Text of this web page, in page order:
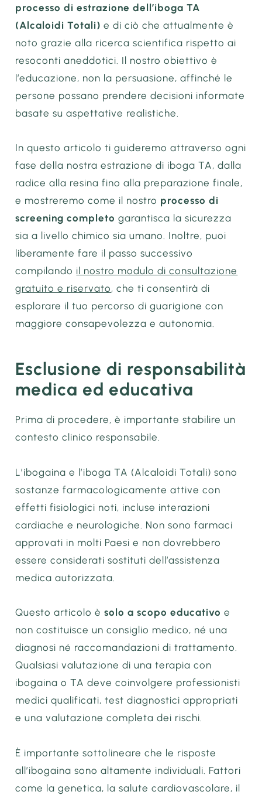
processo di estrazione dell’iboga TA
(Alcaloidi Totali) e di ciò che attualmente è
noto grazie alla ricerca scientifica rispetto ai
resoconti aneddotici. Il nostro obiettivo è
l’educazione, non la persuasione, affinché le
persone possano prendere decisioni informate
basate su aspettative realistiche.
In questo articolo ti guideremo attraverso ogni
fase della nostra estrazione di iboga TA, dalla
radice alla resina fino alla preparazione finale,
e mostreremo come il nostro processo di
screening completo garantisca la sicurezza
sia a livello chimico sia umano. Inoltre, puoi
liberamente fare il passo successivo
compilando il nostro modulo di consultazione
gratuito e riservato, che ti consentirà di
esplorare il tuo percorso di guarigione con
maggiore consapevolezza e autonomia.
Esclusione di responsabilità
medica ed educativa
Prima di procedere, è importante stabilire un
contesto clinico responsabile.
L’ibogaina e l’iboga TA (Alcaloidi Totali) sono
sostanze farmacologicamente attive con
effetti fisiologici noti, incluse interazioni
cardiache e neurologiche. Non sono farmaci
approvati in molti Paesi e non dovrebbero
essere considerati sostituti dell’assistenza
medica autorizzata.
Questo articolo èsolo a scopo educativo e
non costituisce un consiglio medico, né una
diagnosi né raccomandazioni di trattamento.
Qualsiasi valutazione di una terapia con
ibogaina o TA deve coinvolgere professionisti
medici qualificati, test diagnostici appropriati
e una valutazione completa dei rischi.
È importante sottolineare che le risposte
all’ibogaina sono altamente individuali. Fattori
come la genetica, la salute cardiovascolare, il